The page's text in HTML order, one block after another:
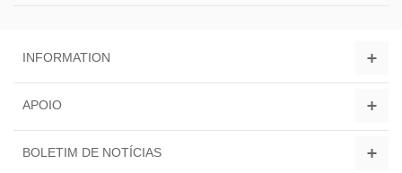
INFORMATION
APOIO
BOLETIM DE NOTÍCIAS